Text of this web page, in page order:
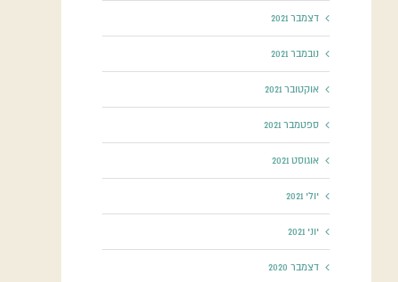
דצמבר 2021
נובמבר 2021
אוקטובר 2021
ספטמבר 2021
אוגוסט 2021
יולי 2021
יוני 2021
דצמבר 2020